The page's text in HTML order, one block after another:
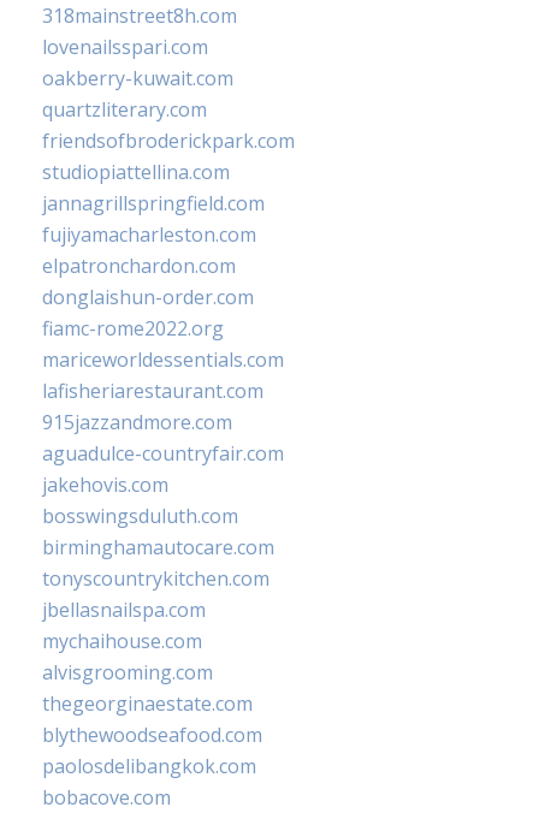
318mainstreet8h.com
lovenailsspari.com
oakberry-kuwait.com
quartzliterary.com
friendsofbroderickpark.com
studiopiattellina.com
jannagrillspringfield.com
fujiyamacharleston.com
elpatronchardon.com
donglaishun-order.com
fiamc-rome2022.org
mariceworldessentials.com
lafisheriarestaurant.com
915jazzandmore.com
aguadulce-countryfair.com
jakehovis.com
bosswingsduluth.com
birminghamautocare.com
tonyscountrykitchen.com
jbellasnailspa.com
mychaihouse.com
alvisgrooming.com
thegeorginaestate.com
blythewoodseafood.com
paolosdelibangkok.com
bobacove.com